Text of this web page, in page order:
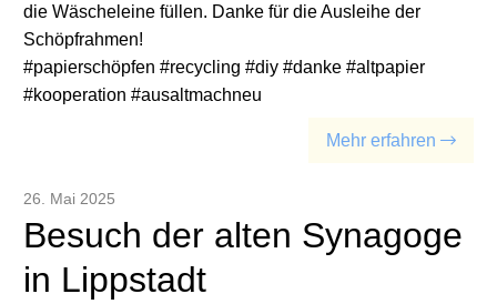
die Wäscheleine füllen. Danke für die Ausleihe der
Schöpfrahmen!
#papierschöpfen #recycling #diy #danke #altpapier
#kooperation #ausaltmachneu
Mehr erfahren
26. Mai 2025
Besuch der alten Synagoge
in Lippstadt